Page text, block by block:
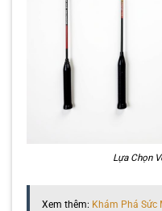
Lựa Chọn
Xem thêm: Khám Phá Sức